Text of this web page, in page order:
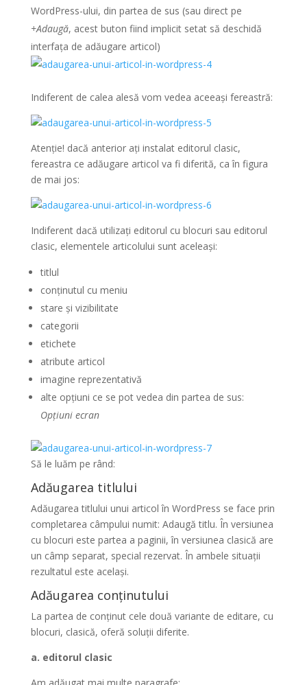
WordPress-ului, din partea de sus (sau direct pe
+Adaugă, acest buton fiind implicit setat să deschidă
interfața de adăugare articol)
Indiferent de calea alesă vom vedea aceeași fereastră:
Atenție! dacă anterior ați instalat editorul clasic,
fereastra ce adăugare articol va fi diferită, ca în figura
de mai jos:
Indiferent dacă utilizați editorul cu blocuri sau editorul
clasic, elementele articolului sunt aceleași:
titlul
conținutul cu meniu
stare și vizibilitate
categorii
etichete
atribute articol
imagine reprezentativă
alte opțiuni ce se pot vedea din partea de sus:
Opțiuni ecran
Să le luăm pe rând:
Adăugarea titlului
Adăugarea titlului unui articol în WordPress se face prin
completarea câmpului numit: Adaugă titlu. În versiunea
cu blocuri este partea a paginii, în versiunea clasică are
un câmp separat, special rezervat. În ambele situații
rezultatul este același.
Adăugarea conținutului
La partea de conținut cele două variante de editare, cu
blocuri, clasică, oferă soluții diferite.
a. editorul clasic